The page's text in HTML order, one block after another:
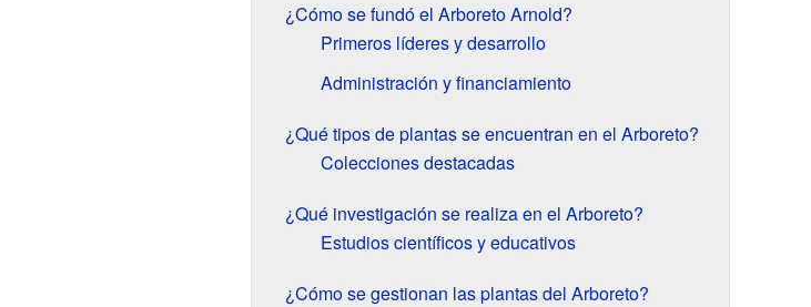
¿Cómo se fundó el Arboreto Arnold?
Primeros líderes y desarrollo
Administración y financiamiento
¿Qué tipos de plantas se encuentran en el Arboreto?
Colecciones destacadas
¿Qué investigación se realiza en el Arboreto?
Estudios científicos y educativos
¿Cómo se gestionan las plantas del Arboreto?